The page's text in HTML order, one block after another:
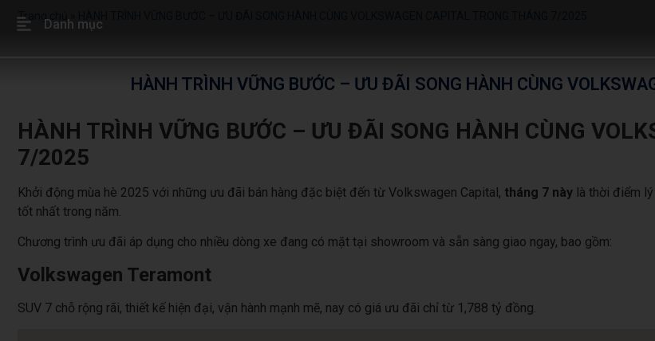
Danh mục
Trang chủ
HÀNH TRÌNH VỮNG BƯỚC – ƯU ĐÃI SONG HÀNH CÙNG
HÀNH TRÌNH VỮNG BƯỚC – ƯU ĐÃI SONG HÀNH CÙNG
7/2025
Khởi động mùa hè 2025 với những ưu đãi bán hàng đặc biệt đến từ Volkswagen Capital, tháng 7 này là thời điểm
tốt nhất trong năm.
Chương trình ưu đãi áp dụng cho nhiều dòng xe đang có mặt tại showroom và sẵn sàng giao ngay, bao gồm:
Volkswagen Teramont
SUV 7 chỗ rộng rãi, thiết kế hiện đại, vận hành mạnh mẽ, nay có giá ưu đãi chỉ từ 1,788 tỷ đồng.